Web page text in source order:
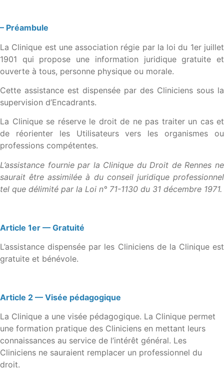
– Préambule
La Clinique est une association régie par la loi du 1er juillet
1901 qui propose une information juridique gratuite et
ouverte à tous, personne physique ou morale.
Cette assistance est dispensée par des Cliniciens sous la
supervision d’Encadrants.
La Clinique se réserve le droit de ne pas traiter un cas et
de réorienter les Utilisateurs vers les organismes ou
professions compétentes.
L’assistance fournie par la Clinique du Droit de Rennes ne
saurait être assimilée à du conseil juridique professionnel
tel que délimité par la Loi n° 71-1130 du 31 décembre 1971.
Article 1er — Gratuité
L’assistance dispensée par les Cliniciens de la Clinique est
gratuite et bénévole.
Article 2 — Visée pédagogique
La Clinique a une visée pédagogique. La Clinique permet
une formation pratique des Cliniciens en mettant leurs
connaissances au service de l’intérêt général. Les
Cliniciens ne sauraient remplacer un professionnel du
droit.